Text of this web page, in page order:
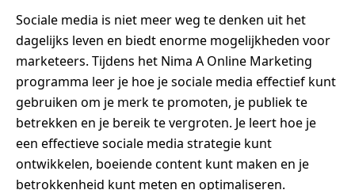
Sociale media is niet meer weg te denken uit het
dagelijks leven en biedt enorme mogelijkheden voor
marketeers. Tijdens het Nima A Online Marketing
programma leer je hoe je sociale media effectief kunt
gebruiken om je merk te promoten, je publiek te
betrekken en je bereik te vergroten. Je leert hoe je
een effectieve sociale media strategie kunt
ontwikkelen, boeiende content kunt maken en je
betrokkenheid kunt meten en optimaliseren.